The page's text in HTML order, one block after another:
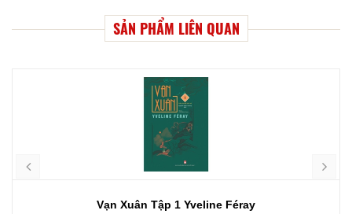
SẢN PHẨM LIÊN QUAN
Vạn Xuân Tập 1 Yveline Féray